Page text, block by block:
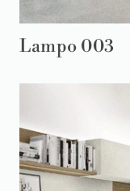
Lampo 003